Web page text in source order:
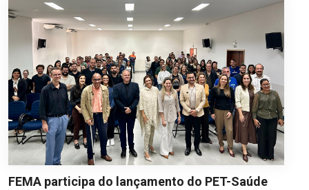
FEMA participa do lançamento do PET-Saúde